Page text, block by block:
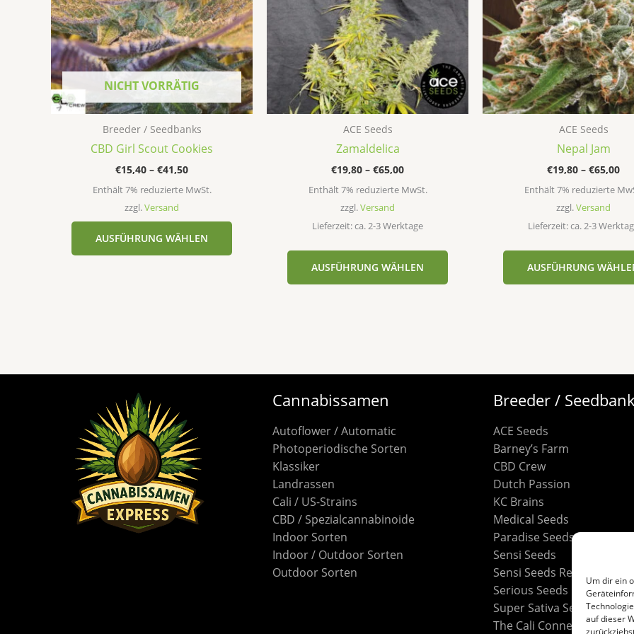
Um dir ein
auf dieser
NICHT VORRÄTIG
Breeder / Seedbanks
CBD Girl Scout Cookies
€15,40 – €41,50
Enthält 7% reduzierte MwSt.
zzgl.Versand
AUSFÜHRUNG WÄHLEN
auf.
Die
Optionen
können
auf
der
Produktseite
ACE Seeds
Zamaldelica
€19,80 – €65,00
Enthält 7% reduzierte MwSt.
zzgl.Versand
Lieferzeit: ca. 2-3 Werktage
AUSFÜHRUNG WÄHLEN
auf.
Die
Optionen
können
auf
der
Produktseite
ACE Seeds
Nepal Jam
€19,80 – €65,00
Enthält 7% reduzierte
zzgl.Versand
Lieferzeit: ca. 2-3
AUSFÜHRUNG
Cannabissamen
Autoflower / Automatic
Photoperiodische Sorten
Klassiker
Landrassen
Cali / US-Strains
CBD / Spezialcannabinoide
Indoor Sorten
Indoor / Outdoor Sorten
Outdoor Sorten
Breeder /
ACE Seeds
Barney’s Farm
CBD Crew
Dutch Passion
KC Brains
Medical Seeds
Paradise Seeds
Sensi Seeds
Sensi Seeds Research
Serious Seeds
Super Sativa Seed Club
The Cali Connection